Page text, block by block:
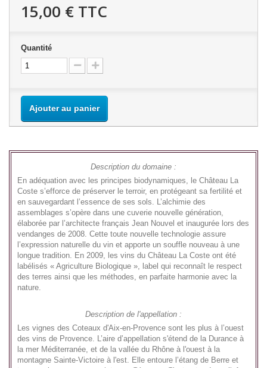
15,00 € TTC
Quantité
Ajouter au panier
Description du domaine :
En adéquation avec les principes biodynamiques, le Château La
Coste s’efforce de préserver le terroir, en protégeant sa fertilité et
en sauvegardant l’essence de ses sols. L’alchimie des
assemblages s’opère dans une cuverie nouvelle génération,
élaborée par l’architecte français Jean Nouvel et inaugurée lors des
vendanges de 2008. Cette toute nouvelle technologie assure
l’expression naturelle du vin et apporte un souffle nouveau à une
longue tradition. En 2009, les vins du Château La Coste ont été
labélisés « Agriculture Biologique », label qui reconnaît le respect
des terres ainsi que les méthodes, en parfaite harmonie avec la
nature.
Description de l'appellation :
Les vignes des Coteaux d'Aix-en-Provence sont les plus à l’ouest
des vins de Provence. L’aire d’appellation s'étend de la Durance à
la mer Méditerranée, et de la vallée du Rhône à l'ouest à la
montagne Sainte-Victoire à l'est. Elle entoure l’étang de Berre et